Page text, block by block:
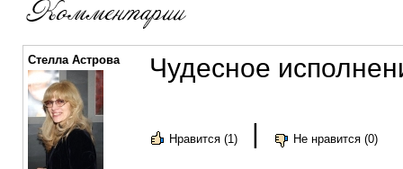
Стелла Астрова Чудесное
Нравится (1) | Не нравится (0)